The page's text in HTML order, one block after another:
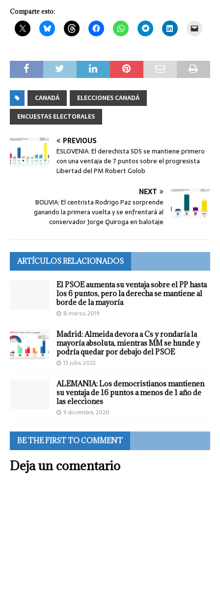
Comparte esto:
CANADÁ
ELECCIONES CANADÁ
ENCUESTAS ELECTORALES
PREVIOUS
ESLOVENIA: El derechista SDS se mantiene primero
con una ventaja de 7 puntos sobre el progresista
Libertad del PM Robert Golob
NEXT
BOLIVIA: El centrista Rodrigo Paz sorprende
ganando la primera vuelta y se enfrentará al
conservador Jorge Quiroga en balotaje
ARTÍCULOS RELACIONADOS
El PSOE aumenta su ventaja sobre el PP hasta
los 6 puntos, pero la derecha se mantiene al
borde de la mayoría
8 marzo, 2019
Madrid: Almeida devora a Cs y rondaría la
mayoría absoluta, mientras MM se hunde y
podría quedar por debajo del PSOE
13 julio, 2022
ALEMANIA: Los democristianos mantienen
su ventaja de 16 puntos a menos de 1 año de
las elecciones
9 diciembre, 2020
BE THE FIRST TO COMMENT
Deja un comentario